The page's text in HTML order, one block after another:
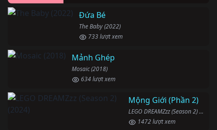
Đứa Bé
The Baby (2022)
733 lượt xem
Mảnh Ghép
Mosaic (2018)
634 lượt xem
Mộng Giới (Phần 2)
LEGO DREAMZzz (Season 2) (2024)
1472 lượt xem